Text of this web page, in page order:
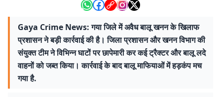
Gaya Crime News: गया जिले में अवैध बालू खनन के खिलाफ
प्रशासन ने बड़ी कार्रवाई की है। जिला प्रशासन और खनन विभाग की
संयुक्त टीम ने विभिन्न घाटों पर छापेमारी कर कई ट्रैक्टर और बालू लदे
वाहनों को जब्त किया। कार्रवाई के बाद बालू माफियाओं में हड़कंप मच
गया है.